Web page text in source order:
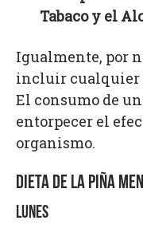
Tabaco y el
Igualmente, por
incluir cualquier
El consumo de
entorpecer el
organismo.
DIETA DE LA PIÑA
LUNES